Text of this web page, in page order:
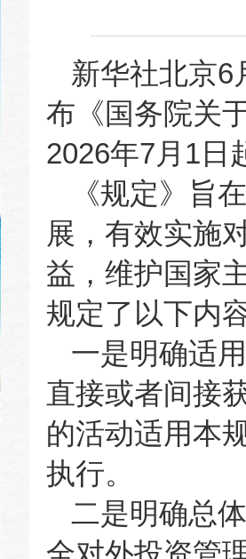
新华社北京6
布《国务院关
2026年7月1日
《规定》旨
展，有效实施
益，维护国家
规定了以下内
一是明确适
直接或者间接
的活动适用本
执行。
二是明确总